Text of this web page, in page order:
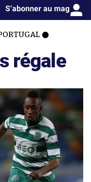
S’abonner au mag
régale